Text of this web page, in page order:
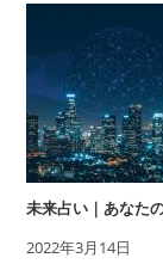
未来占い｜あなた
2022年3月14日